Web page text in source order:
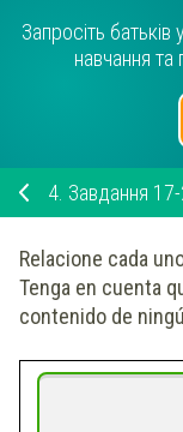
Запросіть
навчання та
4. Завдання 17-
Relacione cada
Tenga en cuenta
contenido de